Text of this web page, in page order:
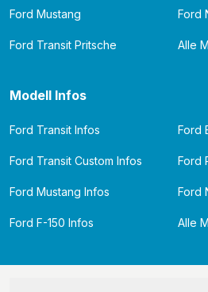
Ford Mustang Ford
Ford Transit Pritsche Alle
Modell Infos
Ford Transit Infos Ford
Ford Transit Custom Infos Ford
Ford Mustang Infos Ford
Ford F-150 Infos Alle